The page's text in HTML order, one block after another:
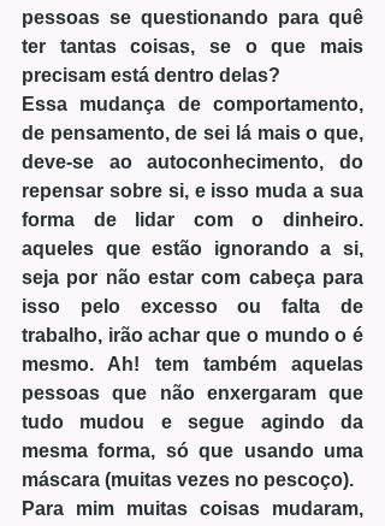
pessoas se questionando para quê
ter tantas coisas, se o que mais
precisam está dentro delas?
Essa mudança de comportamento,
de pensamento, de sei lá mais o que,
deve-se ao autoconhecimento, do
repensar sobre si, e isso muda a sua
forma de lidar com o dinheiro.
aqueles que estão ignorando a si,
seja por não estar com cabeça para
isso pelo excesso ou falta de
trabalho, irão achar que o mundo o é
mesmo. Ah! tem também aquelas
pessoas que não enxergaram que
tudo mudou e segue agindo da
mesma forma, só que usando uma
máscara (muitas vezes no pescoço).
Para mim muitas coisas mudaram,